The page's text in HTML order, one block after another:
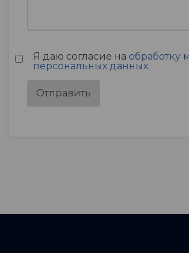
Я даю согласие на обработку
персональных данных.